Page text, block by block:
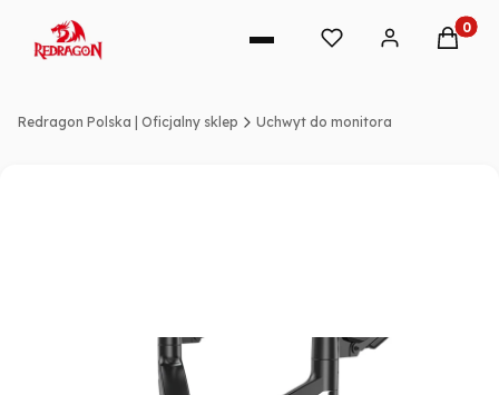
Redragon Polska | Oficjalny sklep Uchwyt do monitora